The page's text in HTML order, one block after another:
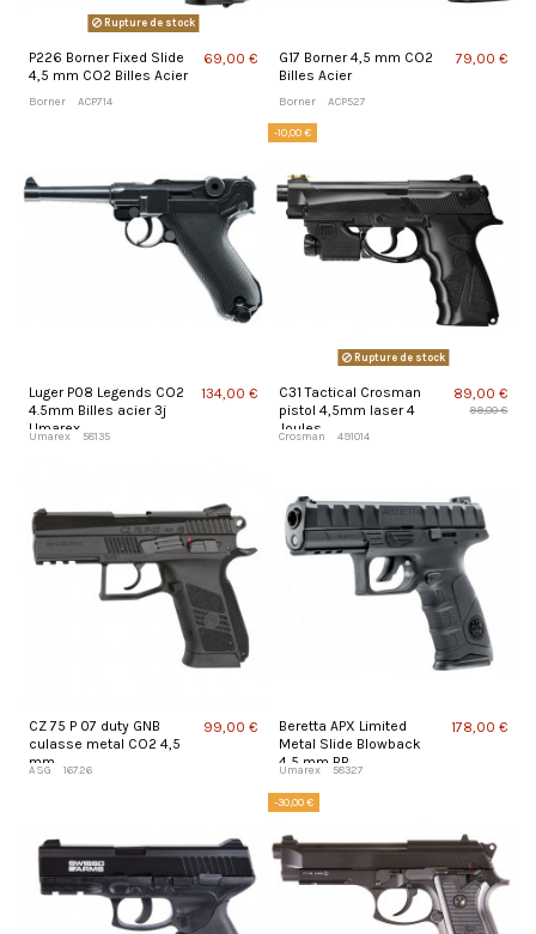
Rupture de stock
P226 Borner Fixed Slide
4,5 mm CO2 Billes Acier
Borner ACP714
69,00 €
G17 Borner 4,5 mm CO2
Billes Acier
Borner ACP527
79,00 €
Luger P08 Legends CO2
4.5mm Billes acier 3j
Umarex
Umarex 58135
134,00 €
-10,00 €
Rupture de stock
C31 Tactical Crosman
pistol 4,5mm laser 4
Joules
Crosman 491014
89,00 €
99,00 €
CZ 75 P 07 duty GNB
culasse metal CO2 4,5
mm
ASG 16726
99,00 €
Beretta APX Limited
Metal Slide Blowback
4,5 mm BB
Umarex 58327
178,00 €
-30,00 €